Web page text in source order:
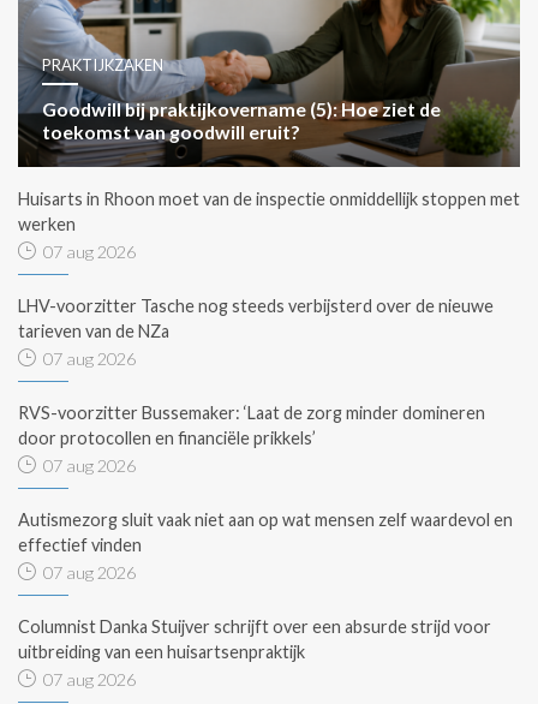
PRAKTIJKZAKEN
Goodwill bij praktijkovername (5): Hoe ziet de
toekomst van goodwill eruit?
Huisarts in Rhoon moet van de inspectie onmiddellijk stoppen met
werken
07 aug 2026
LHV-voorzitter Tasche nog steeds verbijsterd over de nieuwe
tarieven van de NZa
07 aug 2026
RVS-voorzitter Bussemaker: ‘Laat de zorg minder domineren
door protocollen en financiële prikkels’
07 aug 2026
Autismezorg sluit vaak niet aan op wat mensen zelf waardevol en
effectief vinden
07 aug 2026
Columnist Danka Stuijver schrijft over een absurde strijd voor
uitbreiding van een huisartsenpraktijk
07 aug 2026